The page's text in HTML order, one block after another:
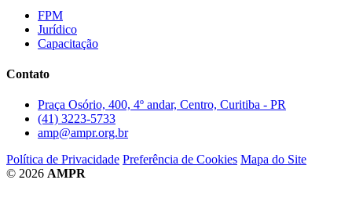
FPM
Jurídico
Capacitação
Contato
Praça Osório, 400, 4º andar, Centro, Curitiba - PR
(41) 3223-5733
amp@ampr.org.br
Política de Privacidade Preferência de Cookies Mapa do Site
© 2026 AMPR